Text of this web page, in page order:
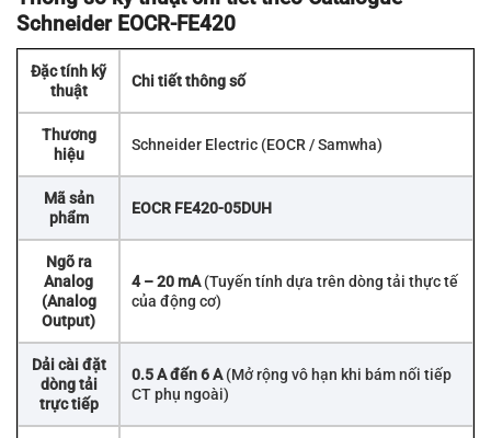
Schneider EOCR-FE420
Đặc tính kỹ
thuật
Chi tiết thông số
Thương
hiệu
Schneider Electric (EOCR / Samwha)
Mã sản
phẩm
EOCR FE420-05DUH
Ngõ ra
Analog
(Analog
Output)
4 – 20 mA(Tuyến tính dựa trên dòng tải thực tế
của động cơ)
Dải cài đặt
dòng tải
trực tiếp
0.5 A đến 6 A(Mở rộng vô hạn khi bám nối tiếp
CT phụ ngoài)